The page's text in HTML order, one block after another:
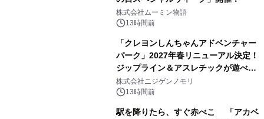
株式会社ムーミン物語
13時間前
「クレヨンしんちゃんアドベンチャー
パーク」2027年春リニューアル決定！
ジップライン＆アスレチックが遊べる
のは今年が最後！ 「ラスト！ドキがム
ネムネ～大作戦！」始動
株式会社ニジゲンノモリ
13時間前
駅を降りたら、すぐ赤べこ 「アカベ